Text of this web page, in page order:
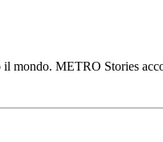
mondo. METRO Stories